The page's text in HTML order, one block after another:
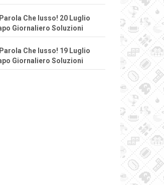
Che lusso! 20 Luglio
Giornaliero Soluzioni
Che lusso! 19 Luglio
Giornaliero Soluzioni